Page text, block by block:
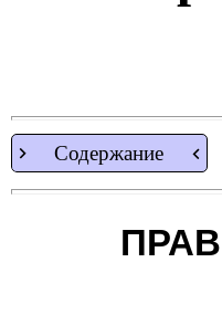
Содержание